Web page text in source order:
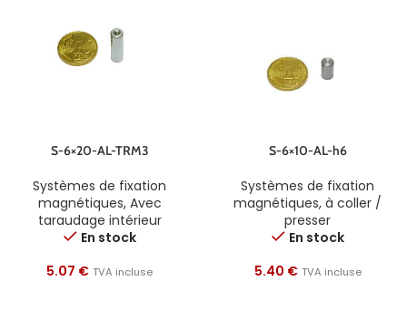
S-6×20-AL-TRM3
Systèmes de fixation
magnétiques, Avec
taraudage intérieur
En stock
5.07 € TVA incluse
S-6×10-AL-h6
Systèmes de fixation
magnétiques, à coller /
presser
En stock
5.40 € TVA incluse